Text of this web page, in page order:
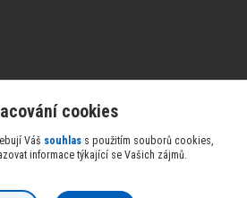
cookies
Váš souhlass použitím souborů cookies,
informace týkající se Vašich zájmů.